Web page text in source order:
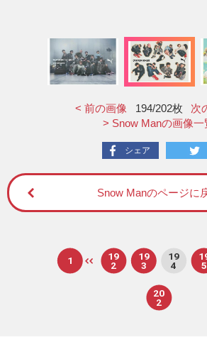
< 前の画像 194/202枚
次
> Snow Manの画像一
シェア
Snow Manのページに
1
19
2
19
3
19
4
5
20
2